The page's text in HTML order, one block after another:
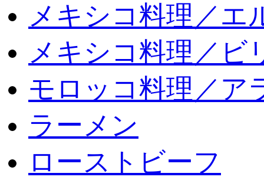
メキシコ料理／エ
メキシコ料理／ビ
モロッコ料理／ア
ラーメン
ローストビーフ